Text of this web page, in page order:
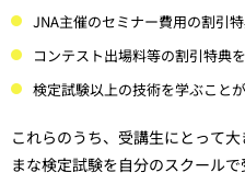
JNA主催のセミナー費用の割引
コンテスト出場料等の割引特典
検定試験以上の技術を学ぶこと
これらのうち、受講生にとって
まな検定試験を自分のスクール